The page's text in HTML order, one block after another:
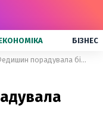
БІЗНЕС
Ірина Федишин порадувала бійців на Донбасі